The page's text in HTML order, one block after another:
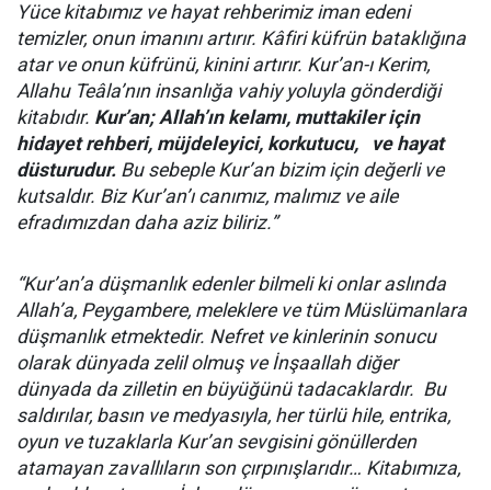
Yüce kitabımız ve hayat rehberimiz iman edeni
temizler, onun imanını artırır. Kâfiri küfrün bataklığına
atar ve onun küfrünü, kinini artırır. Kur’an-ı Kerim,
Allahu Teâla’nın insanlığa vahiy yoluyla gönderdiği
kitabıdır. Kur’an; Allah’ın kelamı, muttakiler için
hidayet rehberi, müjdeleyici, korkutucu,
ve hayat
düsturudur. Bu sebeple Kur’an bizim için değerli ve
kutsaldır. Biz Kur’an’ı canımız, malımız ve aile
efradımızdan daha aziz biliriz.”
“Kur’an’a düşmanlık edenler bilmeli ki onlar aslında
Allah’a, Peygambere, meleklere ve tüm Müslümanlara
düşmanlık etmektedir. Nefret ve kinlerinin sonucu
olarak dünyada zelil olmuş ve İnşaallah diğer
dünyada da zilletin en büyüğünü tadacaklardır. Bu
saldırılar, basın ve medyasıyla, her türlü hile, entrika,
oyun ve tuzaklarla Kur’an sevgisini gönüllerden
atamayan zavallıların son çırpınışlarıdır… Kitabımıza,